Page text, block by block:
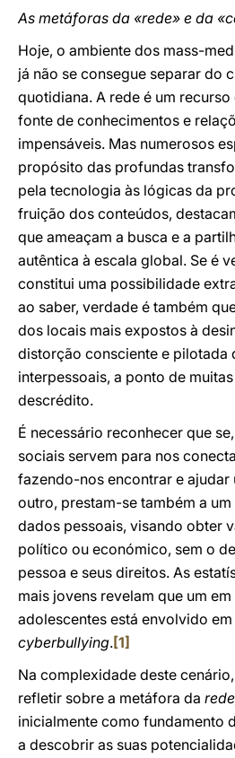
As metáforas da «rede» e da
Hoje, o ambiente dos mass-
já não se consegue separar do
quotidiana. A rede é um
fonte de conhecimentos e
impensáveis. Mas numerosos
propósito das profundas
pela tecnologia às lógicas da
fruição dos conteúdos,
que ameaçam a busca e a
autêntica à escala global. Se é
constitui uma possibilidade
ao saber, verdade é também
dos locais mais expostos à
distorção consciente e pilotada
interpessoais, a ponto de
descrédito.
É necessário reconhecer que
sociais servem para nos
fazendo-nos encontrar e ajudar
outro, prestam-se também a
dados pessoais, visando obter
político ou económico, sem o
pessoa e seus direitos. As
mais jovens revelam que um
adolescentes está envolvido
cyberbullying.[1]
Na complexidade deste
refletir sobre a metáfora da
inicialmente como fundamento
a descobrir as suas